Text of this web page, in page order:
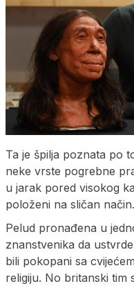
Ta je špilja poznata po
neke vrste pogrebne
u jarak pored visokog
položeni na sličan način.
Pelud pronađena u
znanstvenika da
bili pokopani sa
religiju. No britanski tim